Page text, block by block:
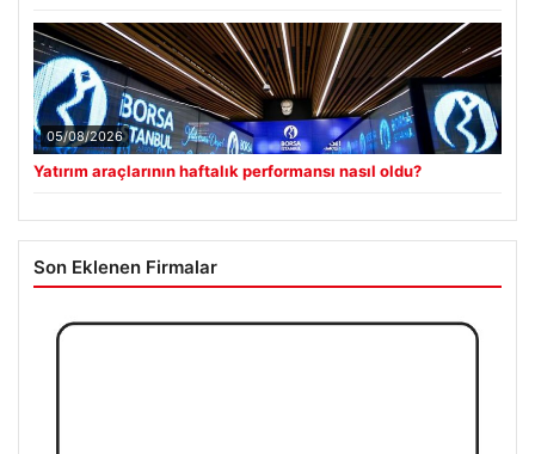
05/08/2026
Yatırım araçlarının haftalık performansı nasıl oldu?
Son Eklenen Firmalar